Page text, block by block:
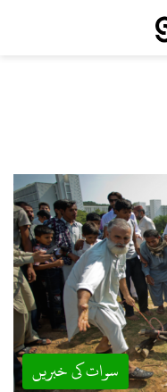
سوات کی خبریں